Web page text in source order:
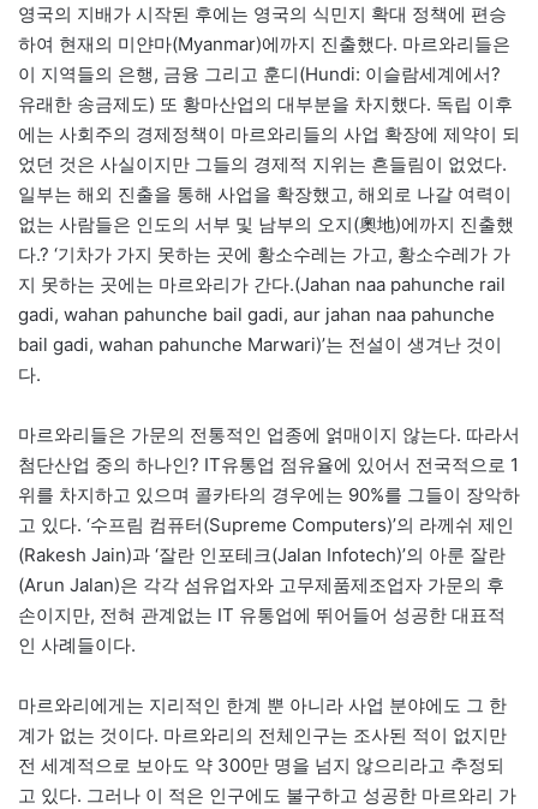
영국의 지배가 시작된 후에는 영국의 식민지 확대 정책에 편승
하여 현재의 미얀마(Myanmar)에까지 진출했다. 마르와리들은
이 지역들의 은행, 금융 그리고 훈디(Hundi: 이슬람세계에서?
유래한 송금제도) 또 황마산업의 대부분을 차지했다. 독립 이후
에는 사회주의 경제정책이 마르와리들의 사업 확장에 제약이 되
었던 것은 사실이지만 그들의 경제적 지위는 흔들림이 없었다.
일부는 해외 진출을 통해 사업을 확장했고, 해외로 나갈 여력이
없는 사람들은 인도의 서부 및 남부의 오지(奧地)에까지 진출했
다.? ‘기차가 가지 못하는 곳에 황소수레는 가고, 황소수레가 가
지 못하는 곳에는 마르와리가 간다.(Jahan naa pahunche rail
gadi, wahan pahunche bail gadi, aur jahan naa pahunche
bail gadi, wahan pahunche Marwari)’는 전설이 생겨난 것이
다.
마르와리들은 가문의 전통적인 업종에 얽매이지 않는다. 따라서
첨단산업 중의 하나인? IT유통업 점유율에 있어서 전국적으로 1
위를 차지하고 있으며 콜카타의 경우에는 90%를 그들이 장악하
고 있다. ‘수프림 컴퓨터(Supreme Computers)’의 라께쉬 제인
(Rakesh Jain)과 ‘잘란 인포테크(Jalan Infotech)’의 아룬 잘란
(Arun Jalan)은 각각 섬유업자와 고무제품제조업자 가문의 후
손이지만, 전혀 관계없는 IT 유통업에 뛰어들어 성공한 대표적
인 사례들이다.
마르와리에게는 지리적인 한계 뿐 아니라 사업 분야에도 그 한
계가 없는 것이다. 마르와리의 전체인구는 조사된 적이 없지만
전 세계적으로 보아도 약 300만 명을 넘지 않으리라고 추정되
고 있다. 그러나 이 적은 인구에도 불구하고 성공한 마르와리 가